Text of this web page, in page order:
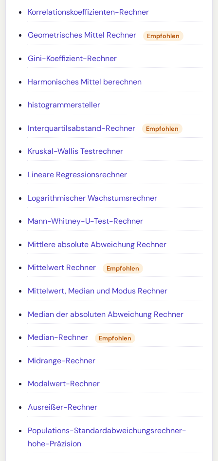
Korrelationskoeffizienten-Rechner
Geometrisches Mittel Rechner Empfohlen
Gini-Koeffizient-Rechner
Harmonisches Mittel berechnen
histogrammersteller
Interquartilsabstand-Rechner Empfohlen
Kruskal-Wallis Testrechner
Lineare Regressionsrechner
Logarithmischer Wachstumsrechner
Mann-Whitney-U-Test-Rechner
Mittlere absolute Abweichung Rechner
Mittelwert Rechner Empfohlen
Mittelwert, Median und Modus Rechner
Median der absoluten Abweichung Rechner
Median-Rechner Empfohlen
Midrange-Rechner
Modalwert-Rechner
Ausreißer-Rechner
Populations-Standardabweichungsrechner-
hohe-Präzision